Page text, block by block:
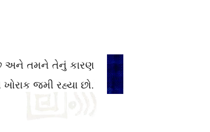
અને તમને તેનું કારણ
જમી રહ્યા છો.